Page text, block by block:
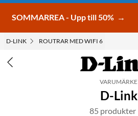
SOMMARREA - Upp till 50% →
D-LINK ROUTRAR MED WIFI 6
VARUMÄRKE
D-Link
85 produkter